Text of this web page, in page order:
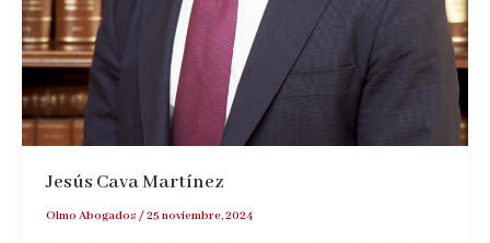
Jesús Cava Martínez
Olmo Abogados /25 noviembre, 2024